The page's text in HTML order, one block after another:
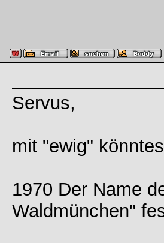
Servus,
mit "ewig"
1970 Der Name
Waldmünchen"